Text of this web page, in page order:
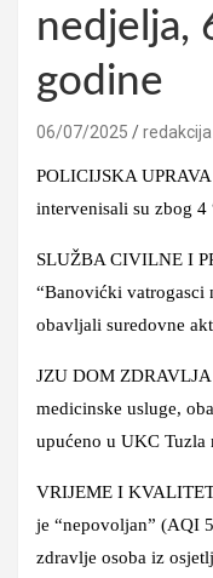
nedjelja,
godine
06/07/2025 redakcija
POLICIJSKA
intervenisali su zbog 4
SLUŽBA CIVILNE I
“Banovićki vatrogasci
obavljali suredovne
JZU DOM
medicinske usluge,
upućeno u UKC Tuzla
VRIJEME I
je “nepovoljan” (AQI
zdravlje osoba iz